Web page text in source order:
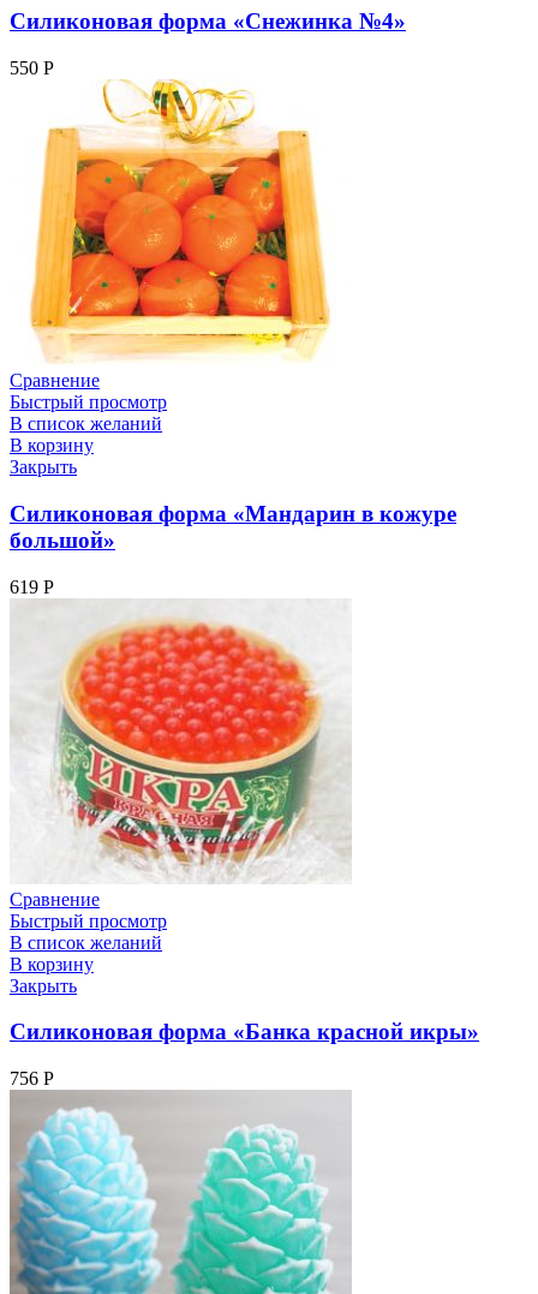
Силиконовая форма «Снежинка №4»
550 Р
Сравнение
Быстрый просмотр
В список желаний
В корзину
Закрыть
Силиконовая форма «Мандарин в кожуре
большой»
619 Р
Сравнение
Быстрый просмотр
В список желаний
В корзину
Закрыть
Силиконовая форма «Банка красной икры»
756 Р